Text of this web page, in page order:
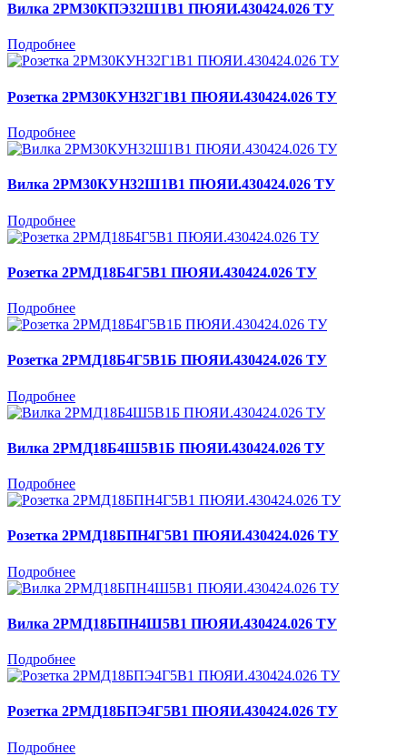
Вилка 2РМ30КПЭ32Ш1В1 ПЮЯИ.430424.026 ТУ
Подробнее
Розетка 2РМ30КУН32Г1В1 ПЮЯИ.430424.026 ТУ
Подробнее
Вилка 2РМ30КУН32Ш1В1 ПЮЯИ.430424.026 ТУ
Подробнее
Розетка 2РМД18Б4Г5В1 ПЮЯИ.430424.026 ТУ
Подробнее
Розетка 2РМД18Б4Г5В1Б ПЮЯИ.430424.026 ТУ
Подробнее
Вилка 2РМД18Б4Ш5В1Б ПЮЯИ.430424.026 ТУ
Подробнее
Розетка 2РМД18БПН4Г5В1 ПЮЯИ.430424.026 ТУ
Подробнее
Вилка 2РМД18БПН4Ш5В1 ПЮЯИ.430424.026 ТУ
Подробнее
Розетка 2РМД18БПЭ4Г5В1 ПЮЯИ.430424.026 ТУ
Подробнее